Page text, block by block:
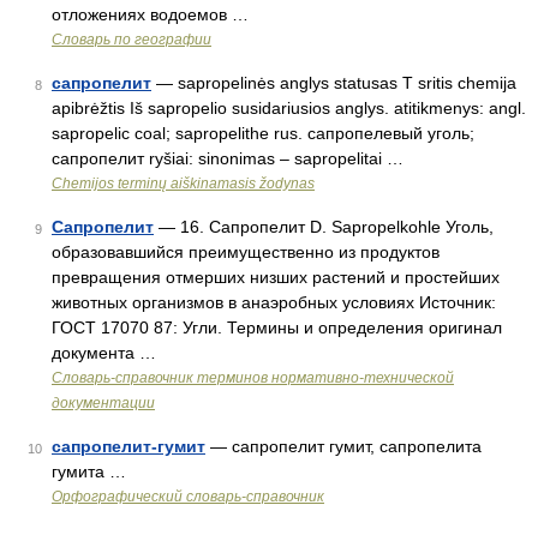
отложениях водоемов …
Словарь по географии
8 сапропелит — sapropelinės anglys statusas T sritis chemija
apibrėžtis Iš sapropelio susidariusios anglys. atitikmenys: angl.
sapropelic coal; sapropelithe rus. сапропелевый уголь;
сапропелит ryšiai: sinonimas – sapropelitai …
Chemijos terminų aiškinamasis žodynas
9 Сапропелит — 16. Сапропелит D. Sapropelkohle Уголь,
образовавшийся преимущественно из продуктов
превращения отмерших низших растений и простейших
животных организмов в анаэробных условиях Источник:
ГОСТ 17070 87: Угли. Термины и определения оригинал
документа …
Словарь-справочник терминов нормативно-технической
документации
10 сапропелит-гумит — сапропелит гумит, сапропелита
гумита …
Орфографический словарь-справочник